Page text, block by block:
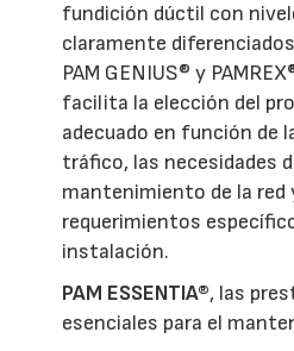
fundición dúctil con
claramente
PAM GENIUS® y
facilita la elección del
adecuado en función de
tráfico, las necesidades
mantenimiento de la red
requerimientos
instalación.
PAM ESSENTIA®, las
esenciales para el